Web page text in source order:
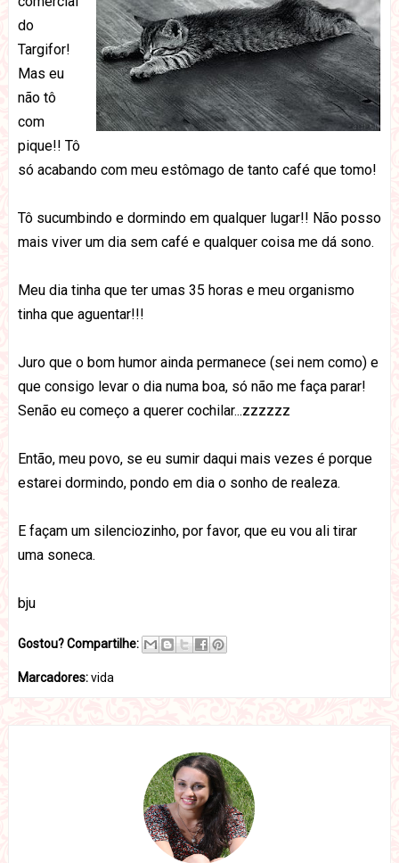
do
Targifor!
Mas eu
não tô
com
pique!! Tô
só acabando com meu estômago de tanto café que tomo!
Tô sucumbindo e dormindo em qualquer lugar!! Não posso
mais viver um dia sem café e qualquer coisa me dá sono.
Meu dia tinha que ter umas 35 horas e meu organismo
tinha que aguentar!!!
Juro que o bom humor ainda permanece (sei nem como) e
que consigo levar o dia numa boa, só não me faça parar!
Senão eu começo a querer cochilar...zzzzzz
Então, meu povo, se eu sumir daqui mais vezes é porque
estarei dormindo, pondo em dia o sonho de realeza.
E façam um silenciozinho, por favor, que eu vou ali tirar
uma soneca.
bju
Gostou? Compartilhe:
Marcadores:vida